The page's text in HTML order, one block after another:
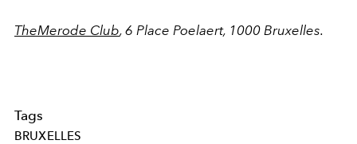
TheMerode Club, 6 Place Poelaert, 1000 Bruxelles.
Tags
BRUXELLES